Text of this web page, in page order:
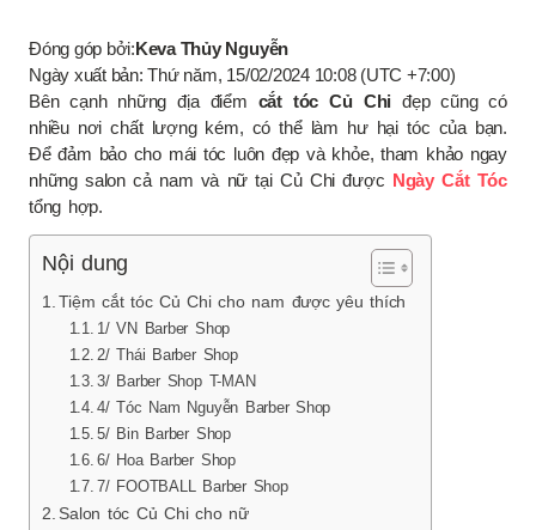
Đóng góp bởi:Keva Thủy Nguyễn
Ngày xuất bản: Thứ năm, 15/02/2024 10:08 (UTC +7:00)
Bên cạnh những địa điểm cắt tóc Củ Chi đẹp cũng có
nhiều nơi chất lượng kém, có thể làm hư hại tóc của bạn.
Để đảm bảo cho mái tóc luôn đẹp và khỏe, tham khảo ngay
những salon cả nam và nữ tại Củ Chi được Ngày Cắt Tóc
tổng hợp.
Nội dung
Tiệm cắt tóc Củ Chi cho nam được yêu thích
1/ VN Barber Shop
2/ Thái Barber Shop
3/ Barber Shop T-MAN
4/ Tóc Nam Nguyễn Barber Shop
5/ Bin Barber Shop
6/ Hoa Barber Shop
7/ FOOTBALL Barber Shop
Salon tóc Củ Chi cho nữ